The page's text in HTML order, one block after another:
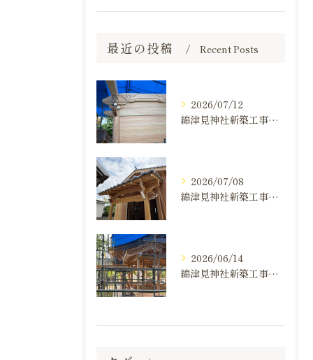
最近の投稿 Recent Posts
2026/07/12
綿津見神社新築工事の建て方状況のお知らせ
2026/07/08
綿津見神社新築工事の建て方状況のお知らせ
2026/06/14
綿津見神社新築工事の建て方状況のお知らせ